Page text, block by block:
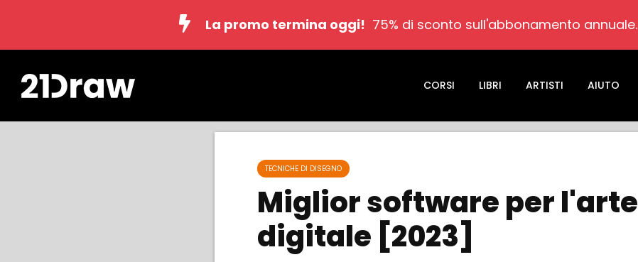
La promo termina oggi! 75% di sconto sull'abbonamento annuale.
CORSI LIBRI ARTISTI AIUTO
TECNICHE DI DISEGNO
Miglior software per l'arte
digitale [2023]